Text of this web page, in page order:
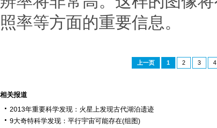
照率等方面的重要信息。
上一页 1 2 3 4
相关报道
2013年重要科学发现：火星上发现古代湖泊遗迹
9大奇特科学发现：平行宇宙可能存在(组图)